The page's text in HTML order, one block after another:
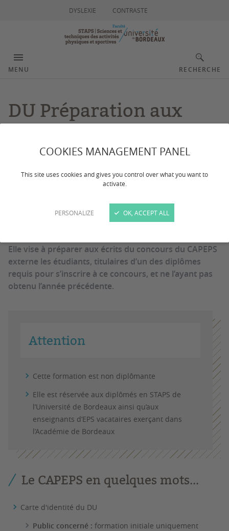
COOKIES MANAGEMENT PANEL
This site uses cookies and gives you control over what you want to
activate.
PERSONALIZE OK, ACCEPT ALL
DYSLEXIE CONTRASTE
MENU RECHERCHE
DU Préparation aux
Dernière mise à jour : le 03/11/2025
Elle vise à préparer aux écrits du concours du CAPEPS
externe les étudiants, titulaires d’un des diplômes
requis pour s’inscrire à ce concours, et ne l’ayant pas
obtenu l’année précédente.
Attention
Cette formation est non diplômante
Elle est réservée aux diplômés en STAPS de
l’Université de Bordeaux ainsi qu’aux
enseignants d’EPS vacataires exerçant dans
l’Académie de Bordeaux
Le CAPEPS en quelques mots...
Carte d'identité du DU
Public concerné : formation initiale uniquement